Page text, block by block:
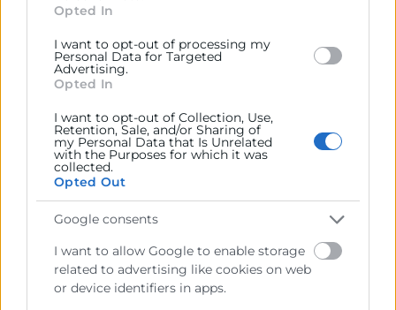
section.Opted In
I want to opt-out of processing my
Personal Data for Targeted
Advertising.
Opted In
I want to opt-out of Collection, Use,
Retention, Sale, and/or Sharing of
my Personal Data that Is Unrelated
with the Purposes for which it was
collected.
Opted Out
Google consents
I want to allow Google to enable storage
related to advertising like cookies on web
or device identifiers in apps.
Cámara de Comercio de Valencia
16:10
nuevos negocios y de ser más competitivos.
Joan Marie Duda. Eficiencia Energética. Mideme
00:17
Ronda de Preguntas
Modera: Rafael Mossi. Director del área de
Competitividad. Cámara de Comercio de Valencia